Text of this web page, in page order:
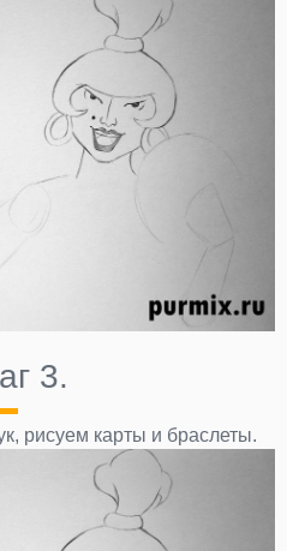
3.
рисуем карты и браслеты.